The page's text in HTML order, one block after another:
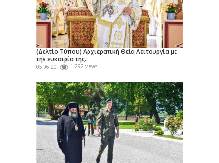
(Δελτίο Τύπου) Αρχιερατική Θεία Λειτουργία με
την ευκαιρία της...
05.06.20 1.292 views